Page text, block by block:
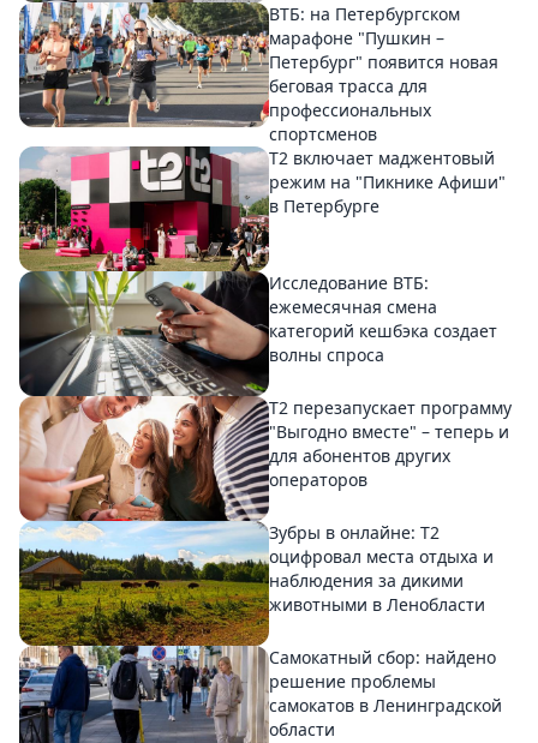
ВТБ: на Петербургском
марафоне "Пушкин –
Петербург" появится новая
беговая трасса для
профессиональных
спортсменов
Т2 включает маджентовый
режим на "Пикнике Афиши"
в Петербурге
Исследование ВТБ:
ежемесячная смена
категорий кешбэка создает
волны спроса
Т2 перезапускает программу
"Выгодно вместе" – теперь и
для абонентов других
операторов
Зубры в онлайне: Т2
оцифровал места отдыха и
наблюдения за дикими
животными в Ленобласти
Самокатный сбор: найдено
решение проблемы
самокатов в Ленинградской
области